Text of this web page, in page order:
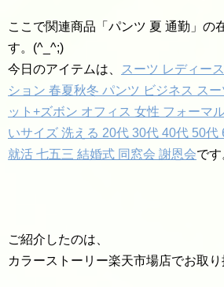
ここで関連商品「パンツ 夏 通勤」の
す。(^_^;)
今日のアイテムは、
スーツ レディー
ション 春夏秋冬 パンツ ビジネス ス
ット+ズボン オフィス 女性 フォーマ
いサイズ 洗える 20代 30代 40代 50代
就活 七五三 結婚式 同窓会 謝恩会です
ご紹介したのは、
カラーストーリー楽天市場店でお取り